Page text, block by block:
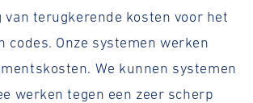
van terugkerende kosten voor het
codes. Onze systemen werken
We kunnen systemen
werken tegen een zeer scherp